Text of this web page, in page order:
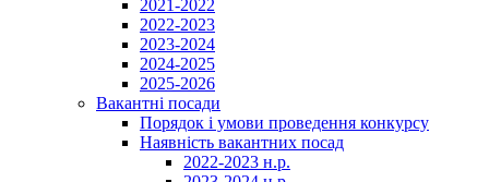
2021-2022
2022-2023
2023-2024
2024-2025
2025-2026
Вакантні посади
Порядок і умови проведення конкурсу
Наявність вакантних посад
2022-2023 н.р.